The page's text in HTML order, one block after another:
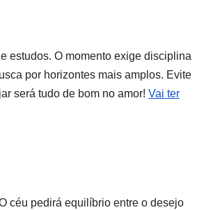
estudos. O momento exige disciplina
por horizontes mais amplos. Evite
será tudo de bom no amor! Vai ter
céu pedirá equilíbrio entre o desejo